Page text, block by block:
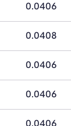
0.0406
0.0408
0.0406
0.0406
0.0406